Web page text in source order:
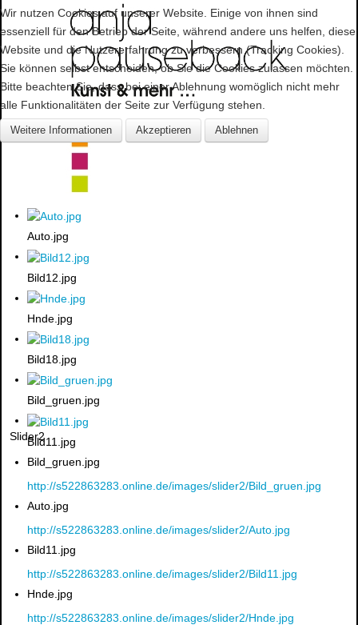
Auto.jpg
Bild12.jpg
Hnde.jpg
Bild18.jpg
Bild_gruen.jpg
Bild11.jpg
Slider2
Bild_gruen.jpg
http://s522863283.online.de/images/slider2/Bild_gruen.jpg
Auto.jpg
http://s522863283.online.de/images/slider2/Auto.jpg
Bild11.jpg
http://s522863283.online.de/images/slider2/Bild11.jpg
Hnde.jpg
http://s522863283.online.de/images/slider2/Hnde.jpg
Wir nutzen Cookies auf unserer Website. Einige von ihnen sind
essenziell für den Betrieb der Seite, während andere uns helfen, diese
Website und die Nutzererfahrung zu verbessern (Tracking Cookies).
Sie können selbst entscheiden, ob Sie die Cookies zulassen möchten.
Bitte beachten Sie, dass bei einer Ablehnung womöglich nicht mehr
alle Funktionalitäten der Seite zur Verfügung stehen.
Weitere Informationen Akzeptieren Ablehnen